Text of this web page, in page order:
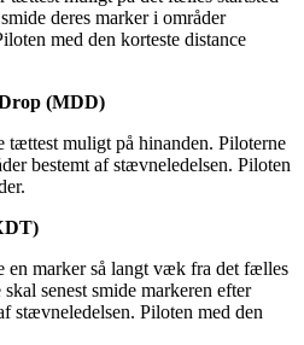
deres marker i områder
med den korteste distance
(MDD)
tættest muligt på hinanden. Piloterne
bestemt af stævneledelsen. Piloten
en marker så langt væk fra det fælles
senest smide markeren efter
stævneledelsen. Piloten med den